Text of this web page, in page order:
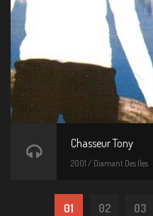
Chasseur Tony
2001 / Diamant Des Iles
01 02 03